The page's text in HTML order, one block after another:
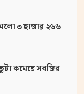
৩ হাজার ২৬৬
কমেছে সবজির